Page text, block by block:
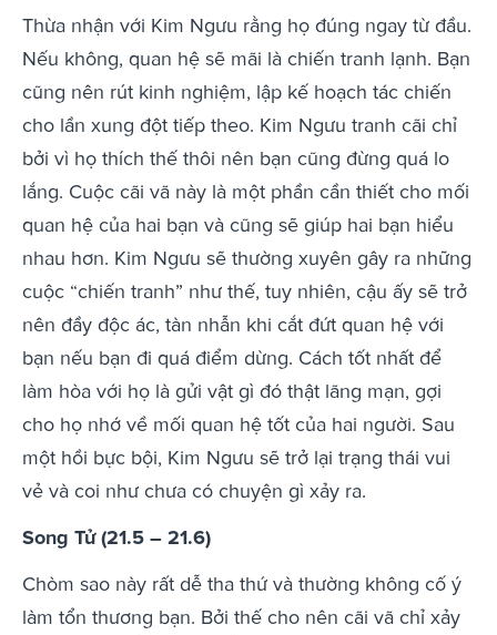
Thừa nhận với Kim Ngưu rằng họ đúng ngay từ đầu.
Nếu không, quan hệ sẽ mãi là chiến tranh lạnh. Bạn
cũng nên rút kinh nghiệm, lập kế hoạch tác chiến
cho lần xung đột tiếp theo. Kim Ngưu tranh cãi chỉ
bởi vì họ thích thế thôi nên bạn cũng đừng quá lo
lắng. Cuộc cãi vã này là một phần cần thiết cho mối
quan hệ của hai bạn và cũng sẽ giúp hai bạn hiểu
nhau hơn. Kim Ngưu sẽ thường xuyên gây ra những
cuộc “chiến tranh” như thế, tuy nhiên, cậu ấy sẽ trở
nên đầy độc ác, tàn nhẫn khi cắt đứt quan hệ với
bạn nếu bạn đi quá điểm dừng. Cách tốt nhất để
làm hòa với họ là gửi vật gì đó thật lãng mạn, gợi
cho họ nhớ về mối quan hệ tốt của hai người. Sau
một hồi bực bội, Kim Ngưu sẽ trở lại trạng thái vui
vẻ và coi như chưa có chuyện gì xảy ra.
Song Tử (21.5 – 21.6)
Chòm sao này rất dễ tha thứ và thường không cố ý
làm tổn thương bạn. Bởi thế cho nên cãi vã chỉ xảy